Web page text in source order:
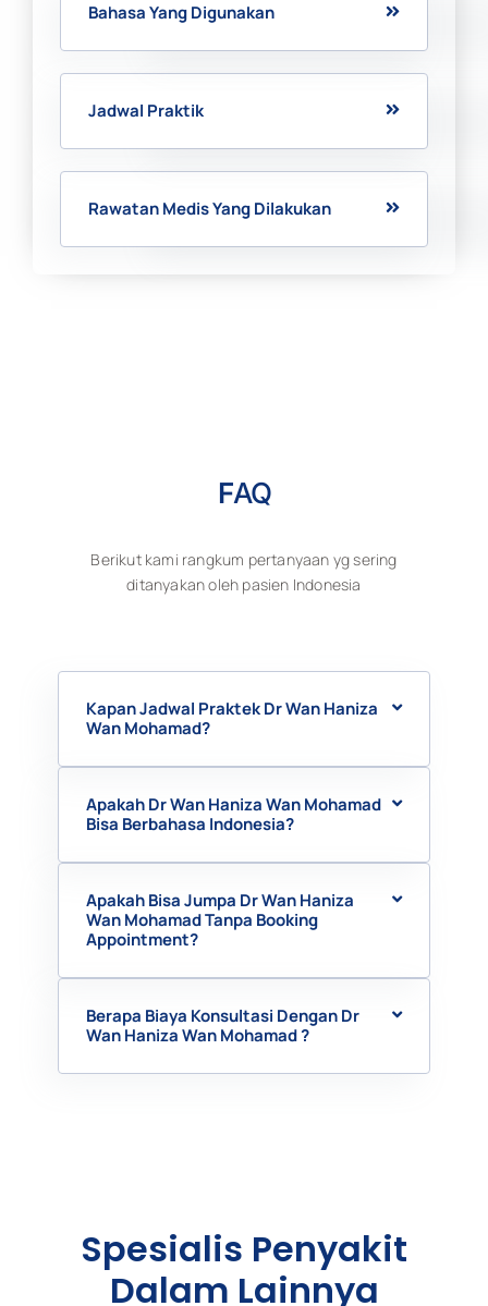
Bahasa Yang Digunakan
Jadwal Praktik
Rawatan Medis Yang Dilakukan
FAQ
Berikut kami rangkum pertanyaan yg sering
ditanyakan oleh pasien Indonesia
Kapan Jadwal Praktek Dr Wan Haniza
Wan Mohamad?
Apakah Dr Wan Haniza Wan Mohamad
Bisa Berbahasa Indonesia?
Apakah Bisa Jumpa Dr Wan Haniza
Wan Mohamad Tanpa Booking
Appointment?
Berapa Biaya Konsultasi Dengan Dr
Wan Haniza Wan Mohamad ?
Spesialis Penyakit
Dalam Lainnya